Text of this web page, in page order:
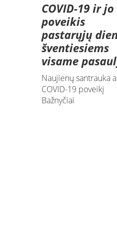
COVID-19 ir jo
poveikis
pastarųjų
šventiesiems
visame
Naujienų santrauka
COVID-19 poveikį
Bažnyčiai